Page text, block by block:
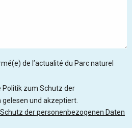
de l’actualité du Parc naturel
Politik zum Schutz der
und akzeptiert.
der personenbezogenen Daten